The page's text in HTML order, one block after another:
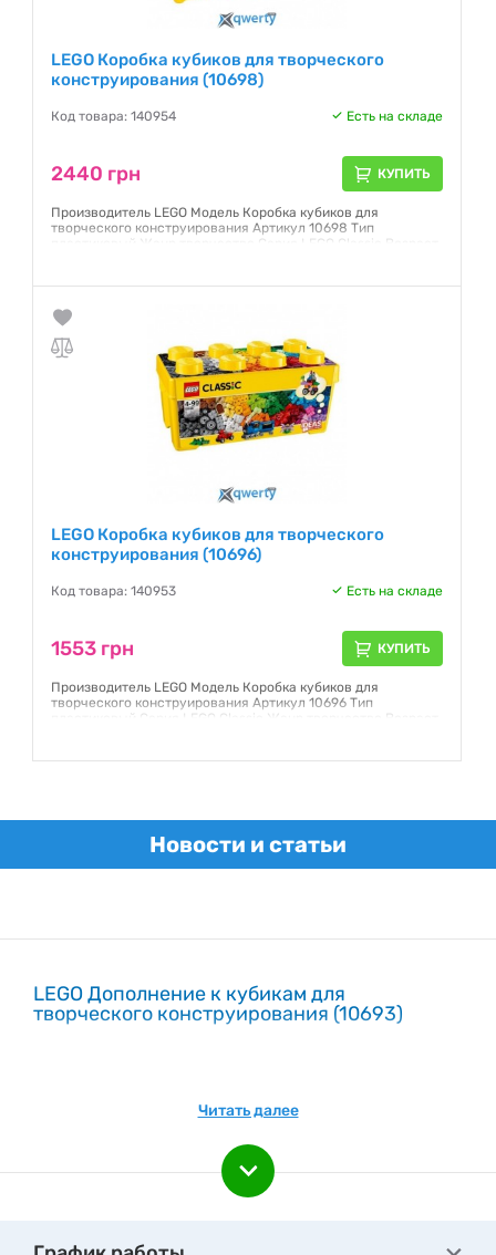
LEGO Коробка кубиков для творческого
конструирования (10698)
Код товара: 140954 Есть на складе
2440 грн КУПИТЬ
Производитель LEGO Модель Коробка кубиков для
творческого конструирования Артикул 10698 Тип
пластиковый Жанр творчество Серия LEGO Classic Возраст
Польша Гарантия, мес 1
Гарантия:
LEGO Коробка кубиков для творческого
конструирования (10696)
Код товара: 140953 Есть на складе
1553 грн КУПИТЬ
Производитель LEGO Модель Коробка кубиков для
творческого конструирования Артикул 10696 Тип
пластиковый Серия LEGO Classic Жанр творчество Возраст
Польша Гарантия, мес 1
Новости и статьи
LEGO Дополнение к кубикам для
творческого конструирования (10693)
Читать далее